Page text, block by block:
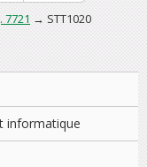
7721 → STT1020
informatique